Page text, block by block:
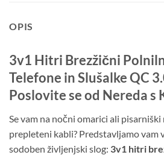
OPIS
3v1 Hitri Brezžični
Telefone in Slušalke QC
Poslovite se od Nereda s
Se vam na nočni omarici ali
prepleteni kabli? Predstavljamo vam
sodoben življenjski slog: 3v1 hitri